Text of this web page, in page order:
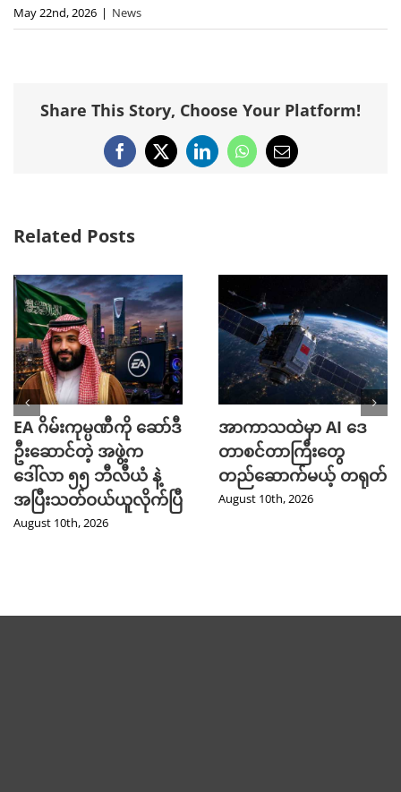
May 22nd, 2026 | News
Share This Story, Choose Your Platform!
Facebook
X LinkedInWhatsApp
Email
Related Posts
EA ဂိမ်းကုမ္ပဏီကို ဆော်ဒီ
ဦးဆောင်တဲ့ အဖွဲ့က
ဒေါ်လာ ၅၅ ဘီလီယံ နဲ့
အပြီးသတ်ဝယ်ယူလိုက်ပြီ
August 10th, 2026
အာကာသထဲမှာ AI ဒေ
တာစင်တာကြီးတွေ
တည်ဆောက်မယ့် တရုတ်
August 10th, 2026